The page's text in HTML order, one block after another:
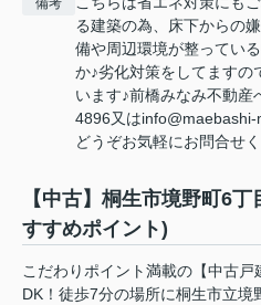
備考
る建築の為、床下からの
備や周辺環境が整ってい
か♪劣化対策をしてますの
います♪前橋みなみ不動
4896又は
どうぞお気軽にお問合せ
【中古】桐生市境野町6
すすめポイント)
こだわりポイント満載の【中古
DK！徒歩7分の場所に桐生市立